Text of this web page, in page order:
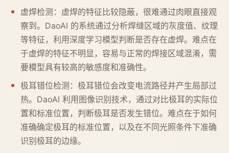
虚焊检测：虚焊的特征比较隐蔽，很难通过肉眼直接观
察到。DaoAI 的系统通过分析焊缝区域的灰度值、纹理
等特征，利用深度学习模型判断是否存在虚焊。难点在
于虚焊的特征不明显，容易与正常的焊接区域混淆，需
要模型具有较高的敏感度和准确性。
极耳错位检测：极耳错位会改变电流路径并产生局部过
热。DaoAI 利用图像识别技术，通过对比极耳的实际位
置和标准位置，判断极耳是否发生错位。难点在于如何
准确确定极耳的标准位置，以及在不同光照条件下准确
识别极耳的边缘。